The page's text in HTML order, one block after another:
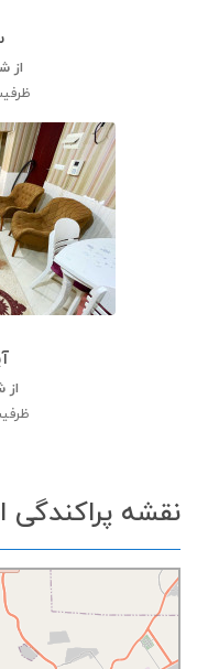
از
نقشه پراکندگی